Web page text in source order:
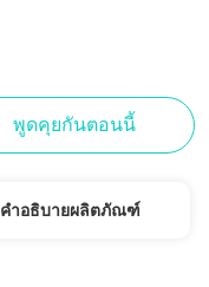
พูดคุยกันตอนนี้
คำอธิบายผลิตภัณฑ์